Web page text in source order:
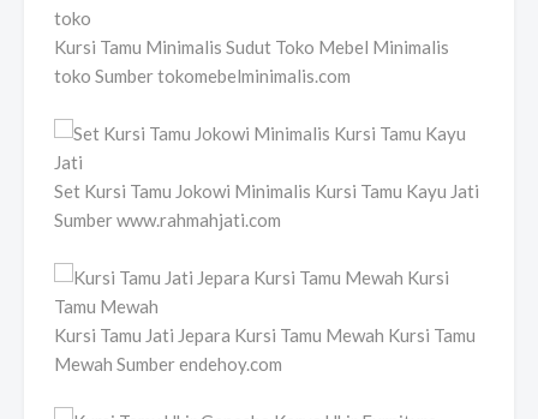
Kursi Tamu Minimalis Sudut Toko Mebel Minimalis
toko Sumber tokomebelminimalis.com
Set Kursi Tamu Jokowi Minimalis Kursi Tamu Kayu Jati
Sumber www.rahmahjati.com
Kursi Tamu Jati Jepara Kursi Tamu Mewah Kursi Tamu
Mewah Sumber endehoy.com